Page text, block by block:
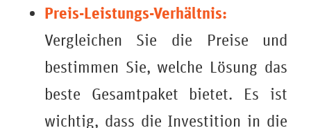
Preis-Leistungs-Verhältnis:
Vergleichen Sie die Preise und
bestimmen Sie, welche Lösung das
beste Gesamtpaket bietet. Es ist
wichtig, dass die Investition in die